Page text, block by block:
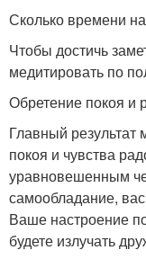
Сколько времени
Чтобы достичь
медитировать по
Обретение покоя и
Главный результат
покоя и чувства
уравновешенным
самообладание,
Ваше настроение
будете излучать